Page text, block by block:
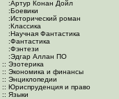
:Артур Конан Дойл
:Боевики
:Исторический роман
:Классика
:Научная Фантастика
:Фантастика
:Фэнтези
:Эдгар Аллан ПО
:: Эзотерика
:: Экономика и финансы
:: Энциклопедии
:: Юриспруденция и право
:: Языки